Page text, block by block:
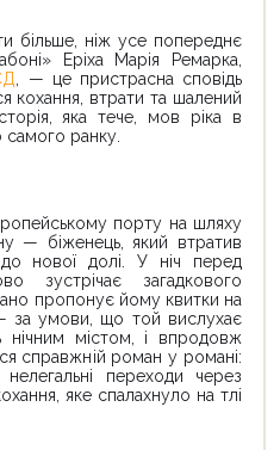
більше, ніж усе попереднє
Еріха Марія Ремарка,
, — це пристрасна сповідь
кохання, втрати та шалений
яка тече, мов ріка в
самого ранку.
порту на шляху
— біженець, який втратив
нової долі. У ніч перед
зустрічає загадкового
пропонує йому квитки на
за умови, що той вислухає
нічним містом, і впродовж
справжній роман у романі:
переходи через
яке спалахнуло на тлі